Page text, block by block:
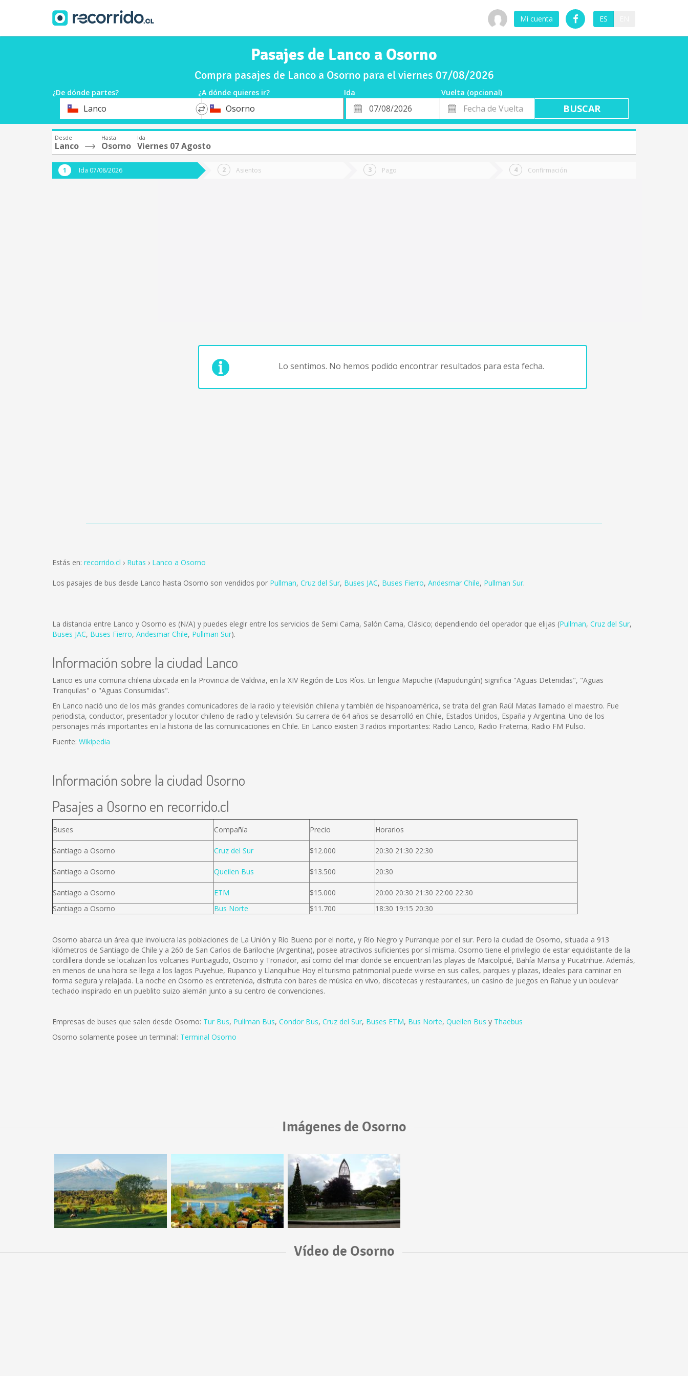
Mi cuenta ES
Pasajes de Lanco a Osorno
Compra pasajes de Lanco a Osorno para el viernes 07/08/2026
¿De dónde partes? ¿A dónde quieres ir? Ida
Vuelta (opcional)
OrigenLanco
*
DestinoOsorno
Fecha
de
Fecha
de
Vuelta
Desde
Lanco
Hasta
Osorno
Ida
Viernes 07 Agosto
Ida 07/08/2026 Asientos Pago Confirmación
Lo sentimos. No hemos podido encontrar resultados para esta fecha.
Estás en: recorrido.cl Rutas Lanco a Osorno
Los pasajes de bus desde Lanco hasta Osorno son vendidos por Pullman, Cruz del Sur, Buses JAC, Buses Fierro, Andesmar Chile, Pullman Sur.
La distancia entre Lanco y Osorno es (N/A) y puedes elegir entre los servicios de Semi Cama, Salón Cama, Clásico; dependiendo del operador que elijas (Pullman, Cruz del Sur,
Buses JAC, Buses Fierro, Andesmar Chile, Pullman Sur).
Información sobre la ciudad Lanco
Lanco es una comuna chilena ubicada en la Provincia de Valdivia, en la XIV Región de Los Ríos. En lengua Mapuche (Mapudungún) significa "Aguas Detenidas", "Aguas
Tranquilas" o "Aguas Consumidas".
En Lanco nació uno de los más grandes comunicadores de la radio y televisión chilena y también de hispanoamérica, se trata del gran Raúl Matas llamado el maestro. Fue
periodista, conductor, presentador y locutor chileno de radio y televisión. Su carrera de 64 años se desarrolló en Chile, Estados Unidos, España y Argentina. Uno de los
personajes más importantes en la historia de las comunicaciones en Chile. En Lanco existen 3 radios importantes: Radio Lanco, Radio Fraterna, Radio FM Pulso.
Fuente: Wikipedia
Información sobre la ciudad Osorno
Pasajes a Osorno en recorrido.cl
Buses Compañía Precio Horarios
Santiago a Osorno Cruz del Sur $12.000 20:30 21:30 22:30
Santiago a Osorno Queilen Bus $13.500 20:30
Santiago a Osorno ETM $15.000
20:00 20:30 21:30 22:00 22:30
Santiago a Osorno
Bus Norte $11.700 18:30 19:15 20:30
Osorno abarca un área que involucra las poblaciones de La Unión y Río Bueno por el norte, y Río Negro y Purranque por el sur. Pero la ciudad de Osorno, situada a 913
kilómetros de Santiago de Chile y a 260 de San Carlos de Bariloche (Argentina), posee atractivos suficientes por sí misma. Osorno tiene el privilegio de estar equidistante de la
cordillera donde se localizan los volcanes Puntiagudo, Osorno y Tronador, así como del mar donde se encuentran las playas de Maicolpué, Bahía Mansa y Pucatrihue. Además,
en menos de una hora se llega a los lagos Puyehue, Rupanco y Llanquihue Hoy el turismo patrimonial puede vivirse en sus calles, parques y plazas, ideales para caminar en
forma segura y relajada. La noche en Osorno es entretenida, disfruta con bares de música en vivo, discotecas y restaurantes, un casino de juegos en Rahue y un boulevar
techado inspirado en un pueblito suizo alemán junto a su centro de convenciones.
Empresas de buses que salen desde Osorno: Tur Bus, Pullman Bus, Condor Bus, Cruz del Sur, Buses ETM, Bus Norte, Queilen Bus y Thaebus
Osorno solamente posee un terminal: Terminal Osorno
Imágenes de Osorno
Vídeo de Osorno